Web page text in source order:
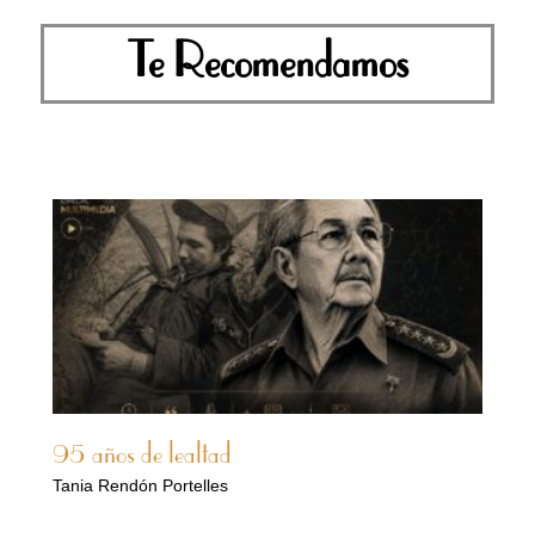
Te Recomendamos
95 años de lealtad
Tania Rendón Portelles